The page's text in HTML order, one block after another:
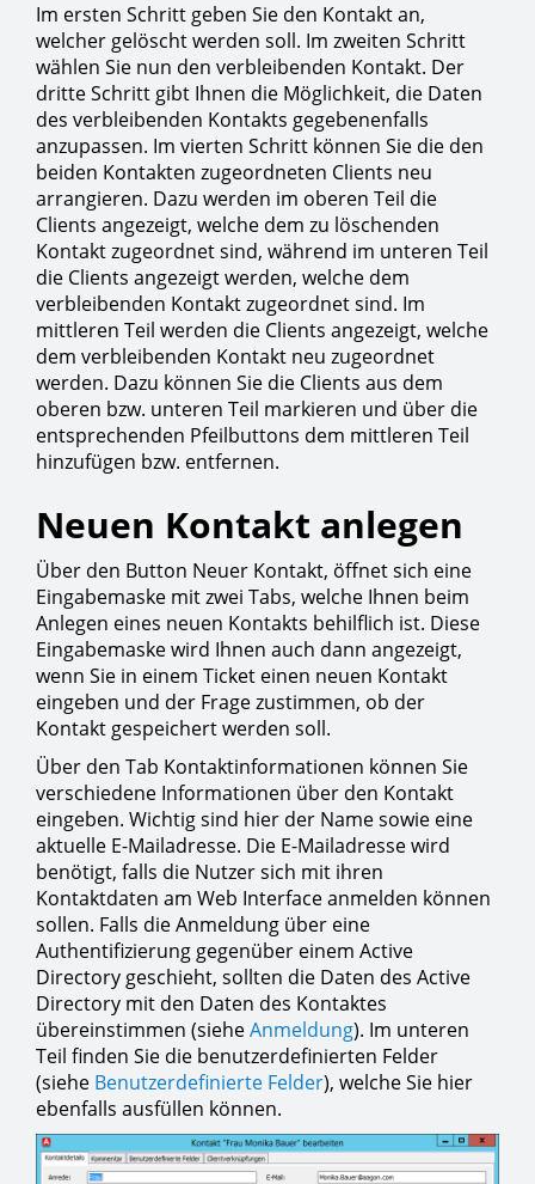
Im ersten Schritt geben Sie den Kontakt an,
welcher gelöscht werden soll. Im zweiten Schritt
wählen Sie nun den verbleibenden Kontakt. Der
dritte Schritt gibt Ihnen die Möglichkeit, die Daten
des verbleibenden Kontakts gegebenenfalls
anzupassen. Im vierten Schritt können Sie die den
beiden Kontakten zugeordneten Clients neu
arrangieren. Dazu werden im oberen Teil die
Clients angezeigt, welche dem zu löschenden
Kontakt zugeordnet sind, während im unteren Teil
die Clients angezeigt werden, welche dem
verbleibenden Kontakt zugeordnet sind. Im
mittleren Teil werden die Clients angezeigt, welche
dem verbleibenden Kontakt neu zugeordnet
werden. Dazu können Sie die Clients aus dem
oberen bzw. unteren Teil markieren und über die
entsprechenden Pfeilbuttons dem mittleren Teil
hinzufügen bzw. entfernen.
Neuen Kontakt anlegen
Über den Button Neuer Kontakt, öffnet sich eine
Eingabemaske mit zwei Tabs, welche Ihnen beim
Anlegen eines neuen Kontakts behilflich ist. Diese
Eingabemaske wird Ihnen auch dann angezeigt,
wenn Sie in einem Ticket einen neuen Kontakt
eingeben und der Frage zustimmen, ob der
Kontakt gespeichert werden soll.
Über den Tab Kontaktinformationen können Sie
verschiedene Informationen über den Kontakt
eingeben. Wichtig sind hier der Name sowie eine
aktuelle E-Mailadresse. Die E-Mailadresse wird
benötigt, falls die Nutzer sich mit ihren
Kontaktdaten am Web Interface anmelden können
sollen. Falls die Anmeldung über eine
Authentifizierung gegenüber einem Active
Directory geschieht, sollten die Daten des Active
Directory mit den Daten des Kontaktes
übereinstimmen (sieheAnmeldung). Im unteren
Teil finden Sie die benutzerdefinierten Felder
(siehe Benutzerdefinierte Felder), welche Sie hier
ebenfalls ausfüllen können.